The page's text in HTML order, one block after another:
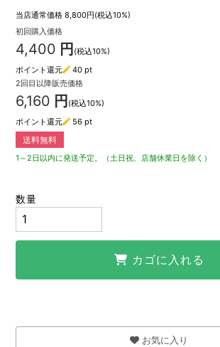
当店通常価格 8,800円(税込10%)
初回購入価格
4,400 円 (税込10%)
ポイント還元
40pt
2回目以降販売価格
6,160 円 (税込10%)
ポイント還元
56pt
送料無料
1～2日以内に発送予定。（土日祝、店舗休業日を除く）
数量
カゴに入れる
お気に入り